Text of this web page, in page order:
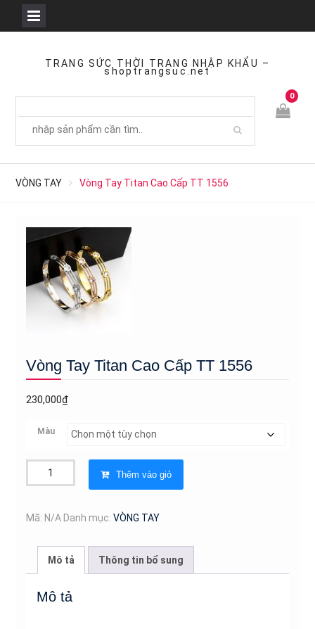
TRANG SỨC THỜI TRANG NHẬP KHẨU –
shoptrangsuc.net
0
VÒNG TAY Vòng Tay Titan Cao Cấp TT 1556
Vòng Tay Titan Cao Cấp TT 1556
230,000₫
Màu
Tay
Cao
lượng
Thêm vào giỏ
Mã: N/A Danh mục: VÒNG TAY
Mô tả Thông tin bổ sung
Mô tả